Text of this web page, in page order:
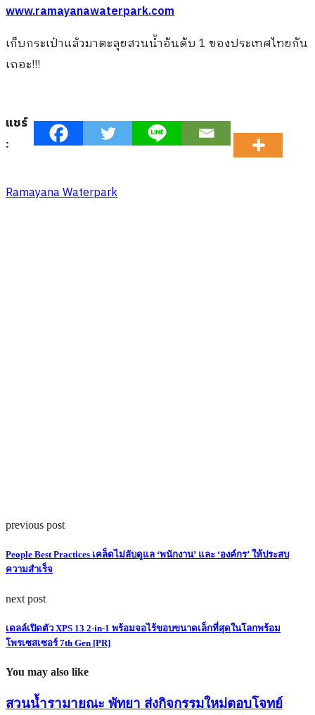
www.ramayanawaterpark.com
เก็บกระเป๋าแล้วมาตะลุยสวนน้ำอันดับ 1 ของประเทศไทยกัน
เถอะ!!!
แชร์
:
Ramayana Waterpark
previous post
People Best Practices เคล็ดไม่ลับดูแล ‘พนักงาน’ และ ‘องค์กร’ ให้ประสบ
ความสำเร็จ
next post
เดลล์เปิดตัว XPS 13 2-in-1 พร้อมจอไร้ขอบขนาดเล็กที่สุดในโลกพร้อม
โพรเซสเซอร์ 7th Gen [PR]
You may also like
สวนน้ำรามายณะ พัทยา ส่งกิจกรรมใหม่ตอบโจทย์